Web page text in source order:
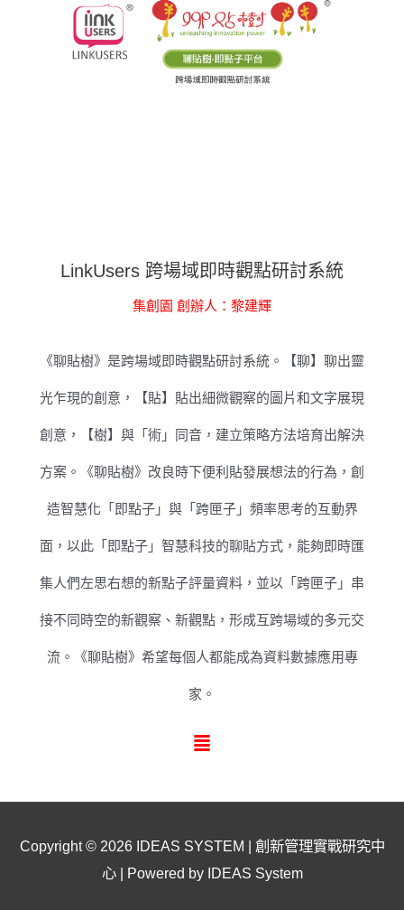
LinkUsers 跨場域即時觀點研討系統
集創園 創辦人：黎建輝
《聊貼樹》是跨場域即時觀點研討系統。【聊】聊出靈
光乍現的創意，【貼】貼出細微觀察的圖片和文字展現
創意，【樹】與「術」同音，建立策略方法培育出解決
方案。《聊貼樹》改良時下便利貼發展想法的行為，創
造智慧化「即點子」與「跨匣子」頻率思考的互動界
面，以此「即點子」智慧科技的聊貼方式，能夠即時匯
集人們左思右想的新點子評量資料，並以「跨匣子」串
接不同時空的新觀察、新觀點，形成互跨場域的多元交
流。《聊貼樹》希望每個人都能成為資料數據應用專
家。
Copyright © 2026 IDEAS SYSTEM | 創新管理實戰研究中
心| Powered by IDEAS System